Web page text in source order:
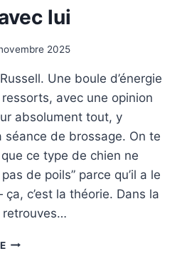
lui
2025
Une boule d’énergie
avec une opinion
absolument tout, y
séance de brossage. On te
ce type de chien ne
de poils” parce qu’il a le
c’est la théorie. Dans la
retrouves…
COMMENT